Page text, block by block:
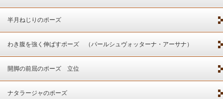
半月ねじりのポーズ
わき腹を強く伸ばすポーズ （パールシュヴォッターナ・アーサナ）
開脚の前屈のポーズ 立位
ナタラージャのポーズ